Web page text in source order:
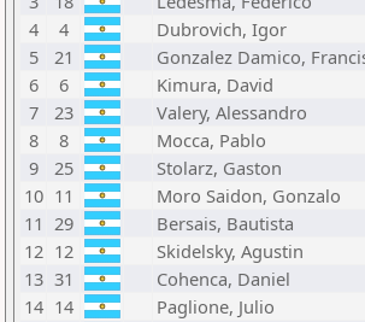
4
4 Dubrovich, Igor
5
21 Gonzalez Damico,
6
6 Kimura, David
7
23 Valery, Alessandro
8
8 Mocca, Pablo
9
25 Stolarz, Gaston
10 11 Moro Saidon, Gonzalo
11 29 Bersais, Bautista
12 12 Skidelsky, Agustin
13 31 Cohenca, Daniel
14 14 Paglione, Julio